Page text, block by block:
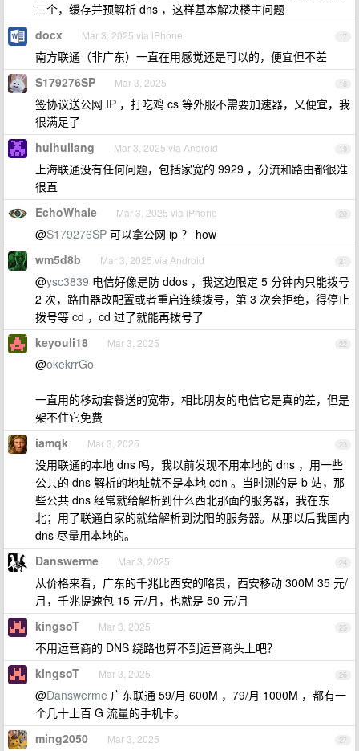
三个，缓存并预解析 dns ，这样基本解决楼主问题
17
docx Mar 3, 2025 via iPhone
南方联通（非广东）一直在用感觉还是可以的，便宜但不差
18
S179276SP Mar 3, 2025
签协议送公网 IP ，打吃鸡 cs 等外服不需要加速器，又便宜，我
很满足了
19
huihuilang Mar 3, 2025 via Android
上海联通没有任何问题，包括家宽的 9929 ，分流和路由都很准
很直
20
EchoWhale Mar 3, 2025 via iPhone
@S179276SP 可以拿公网 ip ？ how
21
wm5d8b Mar 3, 2025 via Android
@ysc3839 电信好像是防 ddos ，我这边限定 5 分钟内只能拨号
2 次，路由器改配置或者重启连续拨号，第 3 次会拒绝，得停止
拨号等 cd ，cd 过了就能再拨号了
22
keyouli18 Mar 3, 2025
@okekrrGo
一直用的移动套餐送的宽带，相比朋友的电信它是真的差，但是
架不住它免费
23
iamqk Mar 3, 2025
没用联通的本地 dns 吗，我以前发现不用本地的 dns ，用一些
公共的 dns 解析的地址就不是本地 cdn 。当时测的是 b 站，那
些公共 dns 经常就给解析到什么西北那面的服务器，我在东
北；用了联通自家的就给解析到沈阳的服务器。从那以后我国内
dns 尽量用本地的。
24
Danswerme Mar 3, 2025
从价格来看，广东的千兆比西安的略贵，西安移动 300M 35 元/
月，千兆提速包 15 元/月，也就是 50 元/月
25
kingsoT Mar 3, 2025
不用运营商的 DNS 绕路也算不到运营商头上吧？
26
kingsoT Mar 3, 2025
@Danswerme 广东联通 59/月 600M ，79/月 1000M ，都有一
个几十上百 G 流量的手机卡。
27
ming2050 Mar 3, 2025